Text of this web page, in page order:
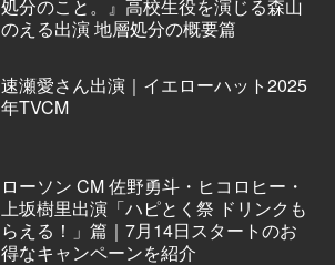
処分のこと。』高校生役を演じる森山
のえる出演 地層処分の概要篇
速瀬愛さん出演｜イエローハット2025
年TVCM
ローソン CM 佐野勇斗・ヒコロヒー・
上坂樹里出演「ハピとく祭 ドリンクも
らえる！」篇｜7月14日スタートのお
得なキャンペーンを紹介